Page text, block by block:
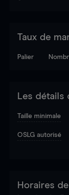
Taux de
Palier
Les détails
Taille minimale
OSLG autorisé
Horaires